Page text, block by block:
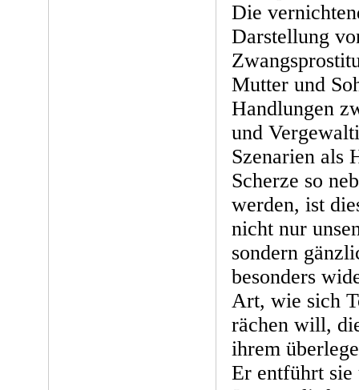
Die
Darstellung
Mutter und
Handlungen
und
Szenarien als
Scherze so
werden, ist
nicht nur
sondern
besonders
Art, wie sich
rächen will,
ihrem
Er entführt